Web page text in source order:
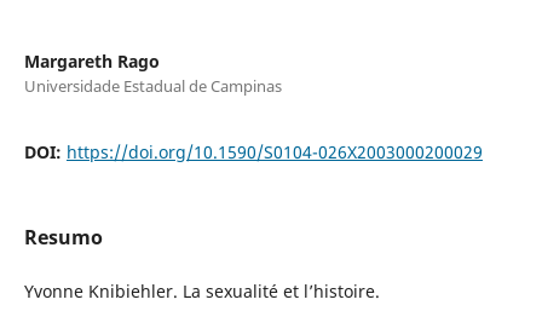
Margareth Rago
Universidade Estadual de Campinas
DOI: https://doi.org/10.1590/S0104-026X2003000200029
Resumo
Yvonne Knibiehler. La sexualité et l’histoire.